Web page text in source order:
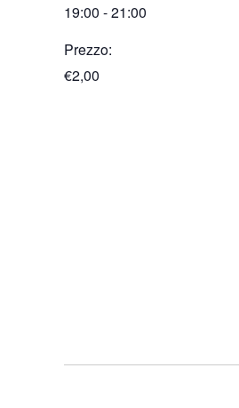
19:00 - 21:00
Prezzo:
€2,00